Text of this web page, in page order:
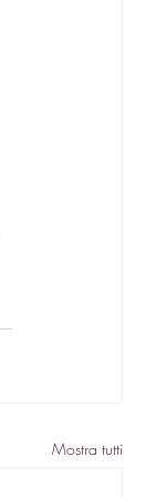
Mostra tutti